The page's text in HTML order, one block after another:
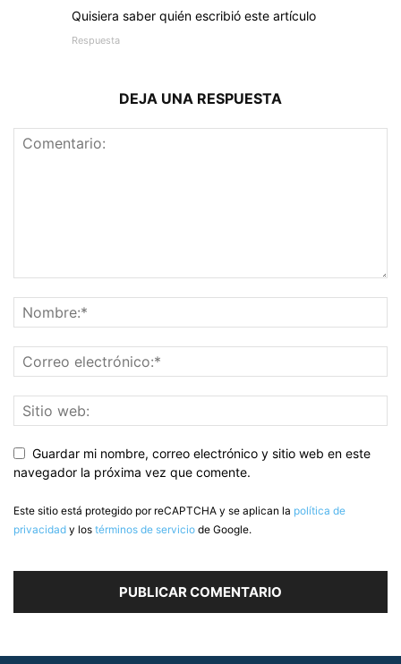
Quisiera saber quién escribió este artículo
Respuesta
DEJA UNA RESPUESTA
Guardar mi nombre, correo electrónico y sitio web en este
navegador la próxima vez que comente.
Este sitio está protegido por reCAPTCHA y se aplican la política de
privacidad y los términos de servicio de Google.